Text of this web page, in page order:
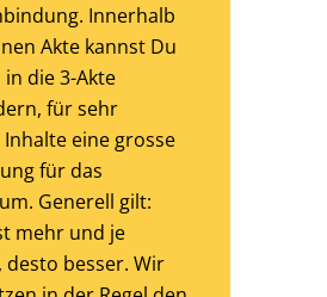
Innerhalb
Akte kannst Du
die 3-Akte
für sehr
eine grosse
für das
Generell gilt:
mehr und je
desto besser. Wir